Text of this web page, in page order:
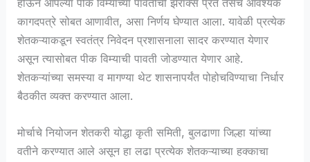
होऊन आपल्या पीक विम्याच्या पावतीची झेरॉक्स प्रत तसेच आवश्यक
कागदपत्रे सोबत आणावीत, असा निर्णय घेण्यात आला. यावेळी प्रत्येक
शेतकऱ्याकडून स्वतंत्र निवेदन प्रशासनाला सादर करण्यात येणार
असून त्यासोबत पीक विम्याची पावती जोडण्यात येणार आहे.
शेतकऱ्यांच्या समस्या व मागण्या थेट शासनापर्यंत पोहोचविण्याचा निर्धार
बैठकीत व्यक्त करण्यात आला.
मोर्चाचे नियोजन शेतकरी योद्धा कृती समिती, बुलढाणा जिल्हा यांच्या
वतीने करण्यात आले असून हा लढा प्रत्येक शेतकऱ्याच्या हक्काचा